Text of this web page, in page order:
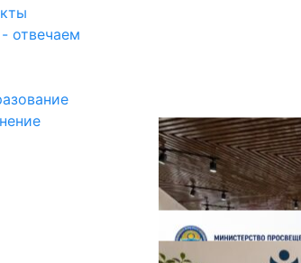
отвечаем